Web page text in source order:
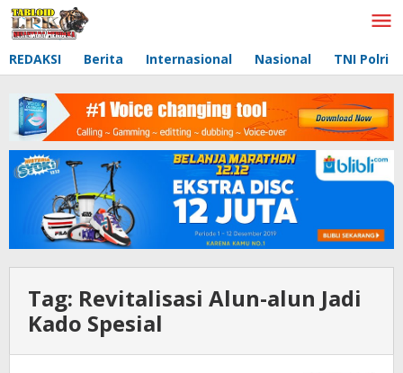
Lewati
ke
REDAKSI Berita Internasional Nasional TNI Polri
Tag: Revitalisasi Alun-alun Jadi
Kado Spesial